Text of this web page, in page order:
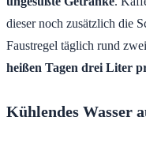
dieser noch zusätzlich die
Faustregel täglich rund
heißen Tagen drei Liter
Kühlendes Wasser